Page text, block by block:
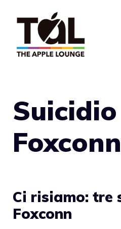
contenuto
Suicidio
Foxconn
Ci risiamo: tre
Foxconn